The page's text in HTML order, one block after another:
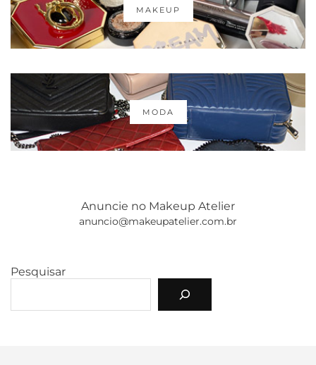
MAKEUP
MODA
Anuncie no Makeup Atelier
anuncio@makeupatelier.com.br
Pesquisar